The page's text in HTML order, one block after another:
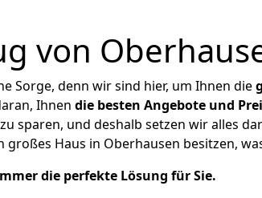
von
Sorge, denn wir sind hier, um Ihnen die
Ihnen die besten Angebote und
sparen, und deshalb setzen wir alles
Haus in Oberhausen besitzen,
die perfekte Lösung für Sie.